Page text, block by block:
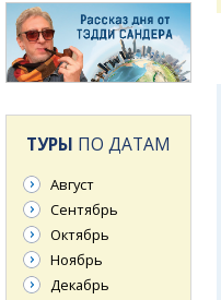
ТУРЫ ПО ДАТАМ
Август
Сентябрь
Октябрь
Ноябрь
Декабрь